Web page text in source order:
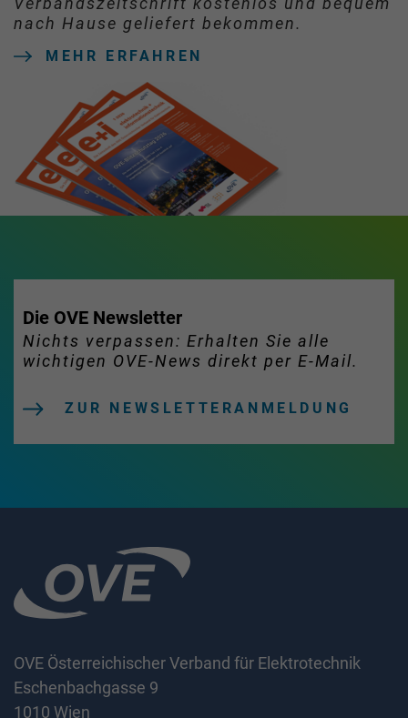
nach Hause geliefert bekommen.
MEHR ERFAHREN
Die OVE Newsletter
Nichts verpassen: Erhalten Sie alle
wichtigen OVE-News direkt per E-Mail.
ZUR NEWSLETTERANMELDUNG
OVE Österreichischer Verband für Elektrotechnik
Eschenbachgasse 9
1010 Wien